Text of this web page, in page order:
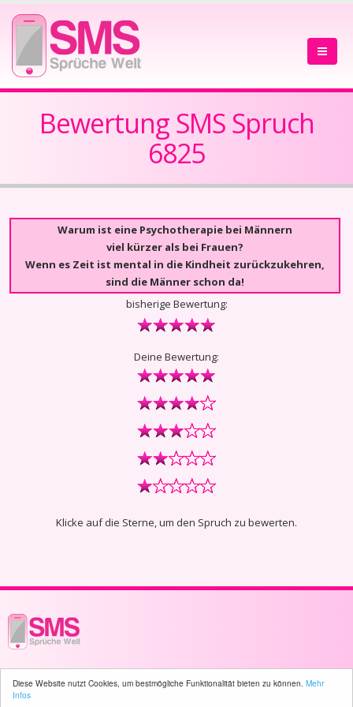
Diese Website nutzt Cookies, um bestmögliche Funktionalität bieten zu können. Mehr
Infos
Bewertung SMS Spruch
6825
Warum ist eine Psychotherapie bei Männern
viel kürzer als bei Frauen?
Wenn es Zeit ist mental in die Kindheit zurückzukehren,
sind die Männer schon da!
bisherige Bewertung:
Deine Bewertung:
Klicke auf die Sterne, um den Spruch zu bewerten.
© 2003 - 2026 -sms-sprueche-welt.ch- All rights reserved -297 user(s)
online